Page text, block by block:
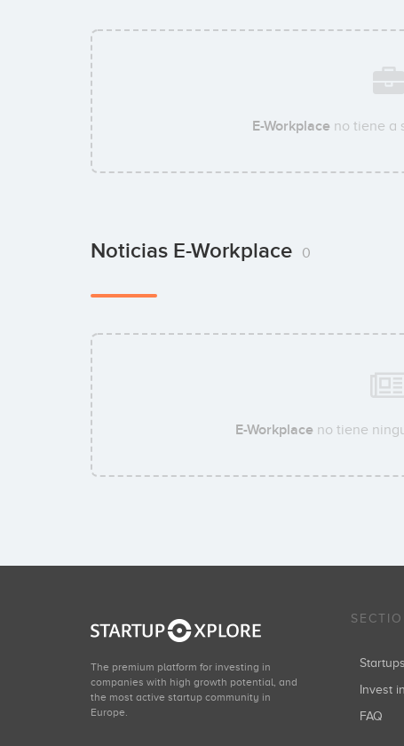
E-Workplaceno tiene a
Noticias E-Workplace 0
E-Workplace no tiene
The premium platform for investing in
companies with high growth potential, and
the most active startup community in
Europe.
Invest
FAQ